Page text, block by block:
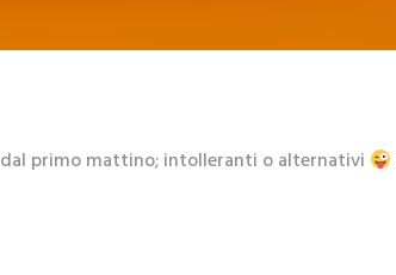
dal primo mattino; intolleranti o alternativi